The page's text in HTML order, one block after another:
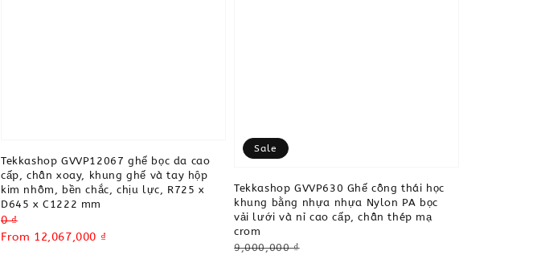
Tekkashop GVVP12067 ghế bọc da cao
cấp, chân xoay, khung ghế và tay hộp
kim nhôm, bền chắc, chịu lực, R725 x
D645 x C1222 mm
Regular
price
0 ₫
Sale
From 12,067,000 ₫
Sale
Tekkashop GVVP630 Ghế công thái học
khung bằng nhựa nhựa Nylon PA bọc
vải lưới và nỉ cao cấp, chân thép mạ
crom
Regular
9,000,000 ₫